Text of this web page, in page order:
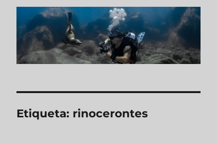
Etiqueta: rinocerontes